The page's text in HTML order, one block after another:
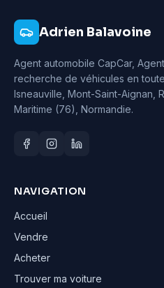
Adrien Balavoine
Agent automobile CapCar,
recherche de véhicules en
Isneauville, Mont-Saint-Aignan,
Maritime (76), Normandie.
NAVIGATION
Accueil
Vendre
Acheter
Trouver ma voiture